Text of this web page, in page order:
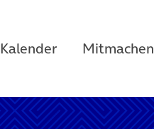
Kalender Mitmachen